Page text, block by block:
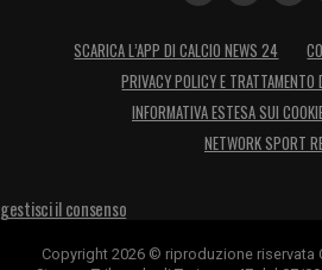
SCARICA L’APP DI CALCIO NEWS 24
PRIVACY POLICY E TRATTAMENTO
INFORMATIVA ESTESA SUI
NETWORK SPORT
gestisci il consenso
Copyright 2026 © riproduzione riservata